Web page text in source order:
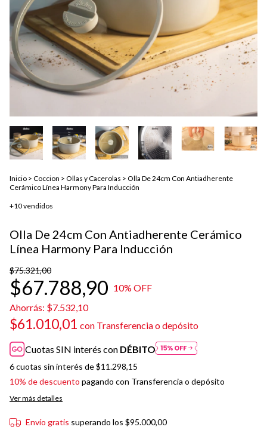
Inicio > Coccion > Ollas y Cacerolas > Olla De 24cm Con Antiadherente
Cerámico Línea Harmony Para Inducción
+10 vendidos
Olla De 24cm Con Antiadherente Cerámico
Línea Harmony Para Inducción
$75.321,00
$67.788,90 10% OFF
Ahorrás: $7.532,10
$61.010,01 con Transferencia o depósito
Cuotas SIN interés con DÉBITO
6cuotas sin interés de$11.298,15
10% de descuento pagando con Transferencia o depósito
Ver más detalles
Envío gratis superando los $95.000,00